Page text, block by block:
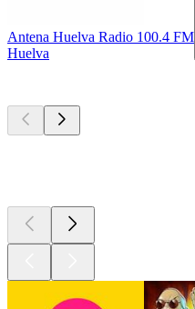
Antena Huelva Radio 100.4 FM
Huelva